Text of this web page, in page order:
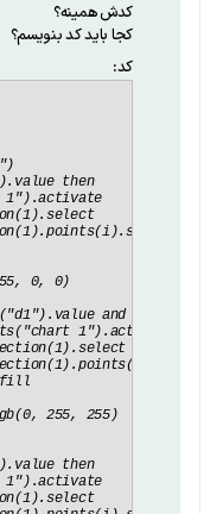
کدش همینه؟
کجا باید کد بنویسم؟
کد:
then
1").activate
0, 0)
and c.value
1").activate
255, 255)
then
1").activate